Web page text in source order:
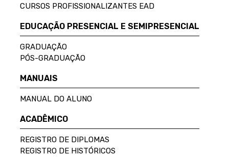
CURSOS PROFISSIONALIZANTES EAD
EDUCAÇÃO PRESENCIAL E SEMIPRESENCIAL
GRADUAÇÃO
PÓS-GRADUAÇÃO
MANUAIS
MANUAL DO ALUNO
ACADÊMICO
REGISTRO DE DIPLOMAS
REGISTRO DE HISTÓRICOS